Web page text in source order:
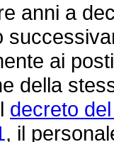
anni a
ai
della
decreto
, il